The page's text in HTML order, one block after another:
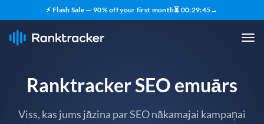
⚡ Flash Sale — 90% off your first month⏳ 00:29:43→
Ranktracker SEO emuārs
Viss, kas jums jāzina par SEO nākamajai kampaņai